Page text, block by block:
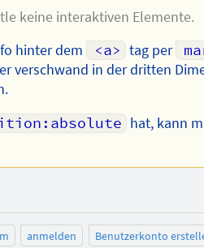
keine interaktiven Elemente.
hinter dem
<a> tag per
verschwand in der dritten
hat, kann
anmelden Benutzerkonto